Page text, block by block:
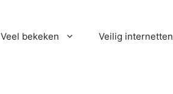
Veel bekeken Veilig internetten